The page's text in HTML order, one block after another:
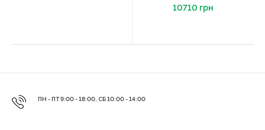
10710 грн
ПН - ПТ 9:00 - 18:00, СБ 10:00 - 14:00